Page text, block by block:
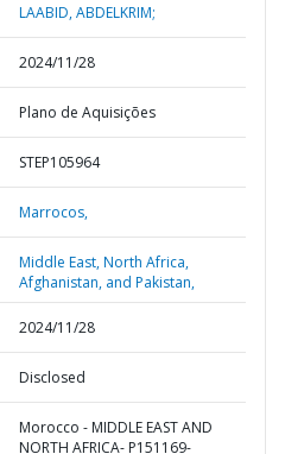
LAABID, ABDELKRIM;
2024/11/28
Plano de Aquisições
STEP105964
Marrocos,
Middle East, North Africa,
Afghanistan, and Pakistan,
2024/11/28
Disclosed
Morocco - MIDDLE EAST AND
NORTH AFRICA- P151169-